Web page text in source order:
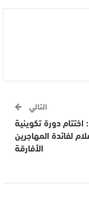
التالي
اختتام دورة تكوينية
لفائدة المهاجرين
الأفارقة